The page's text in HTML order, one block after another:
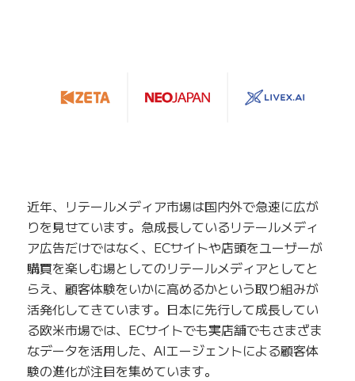
近年、リテールメディア市場は国内外で急速に広が
りを見せています。急成長しているリテールメディ
ア広告だけではなく、ECサイトや店頭をユーザーが
購買を楽しむ場としてのリテールメディアとしてと
らえ、顧客体験をいかに高めるかという取り組みが
活発化してきています。日本に先行して成長してい
る欧米市場では、ECサイトでも実店舗でもさまざま
なデータを活用した、AIエージェントによる顧客体
験の進化が注目を集めています。